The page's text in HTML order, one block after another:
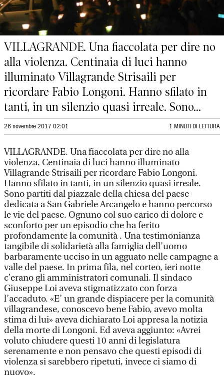
VILLAGRANDE. Una fiaccolata per dire no
alla violenza. Centinaia di luci hanno
illuminato Villagrande Strisaili per
ricordare Fabio Longoni. Hanno sfilato in
tanti, in un silenzio quasi irreale. Sono...
26 novembre 2017 02:01 1 MINUTI DI LETTURA
VILLAGRANDE. Una fiaccolata per dire no alla
violenza. Centinaia di luci hanno illuminato
Villagrande Strisaili per ricordare Fabio Longoni.
Hanno sfilato in tanti, in un silenzio quasi irreale.
Sono partiti dal piazzale della chiesa del paese
dedicata a San Gabriele Arcangelo e hanno percorso
le vie del paese. Ognuno col suo carico di dolore e
sconforto per un episodio che ha ferito
profondamente la comunità . Una testimonianza
tangibile di solidarietà alla famiglia dell’uomo
barbaramente ucciso in un agguato nelle campagne a
valle del paese. In prima fila, nel corteo, ieri notte
c’erano gli amministratori comunali. Il sindaco
Giuseppe Loi aveva stigmatizzato con forza
l’accaduto. «E’ un grande dispiacere per la comunità
villagrandese, conoscevo bene Fabio, avevo molta
stima di lui» aveva dichiarato Loi appresa la notizia
della morte di Longoni. Ed aveva aggiunto: «Avrei
voluto chiudere questi 10 anni di legislatura
serenamente e non pensavo che questi episodi di
violenza si sarebbero ripetuti, invece ci siamo di
nuovo».